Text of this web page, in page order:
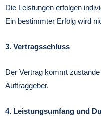
Die Leistungen erfolgen
Ein bestimmter Erfolg wird
3. Vertragsschluss
Der Vertrag kommt
Auftraggeber.
4. Leistungsumfang und